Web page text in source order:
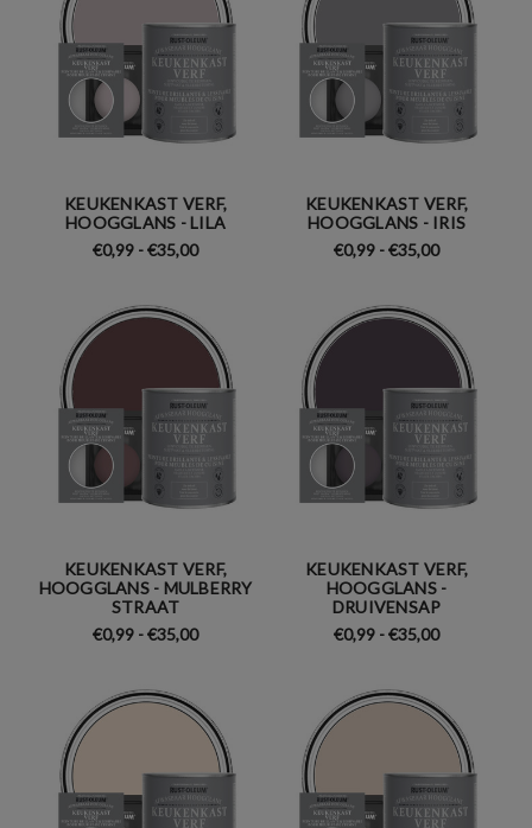
KEUKENKAST VERF,
HOOGGLANS - LILA
€0,99 - €35,00
KEUKENKAST VERF,
HOOGGLANS - IRIS
€0,99 - €35,00
KEUKENKAST VERF,
HOOGGLANS - MULBERRY
STRAAT
€0,99 - €35,00
KEUKENKAST VERF,
HOOGGLANS -
DRUIVENSAP
€0,99 - €35,00